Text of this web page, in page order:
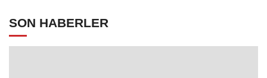
SON HABERLER